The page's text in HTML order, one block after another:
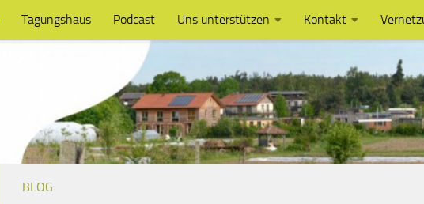
Tagungshaus Podcast Uns unterstützen Kontakt
BLOG